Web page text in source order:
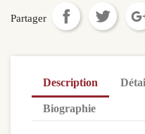
Partager
Description
Biographie